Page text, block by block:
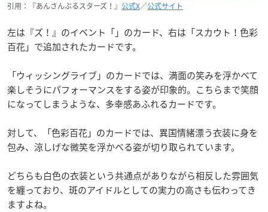
引用：『あんさんぶるスターズ！』 公式X／公式サイト
左は『ズ！』のイベント「」のカード、右は「スカウト！色彩
百花」で追加されたカードです。
「ウィッシングライブ」のカードでは、満面の笑みを浮かべて
楽しそうにパフォーマンスをする姿が印象的。 こちらまで笑顔
になってしまうような、多幸感あふれるカードです。
対して、「色彩百花」のカードでは、異国情緒漂う衣装に身を
包み、涼しげな微笑を浮かべる姿が切り取られています。
どちらも白色の衣装という共通点がありながら相反した雰囲気
を纏っており、斑のアイドルとしての実力の高さも伝わってき
ますよね。